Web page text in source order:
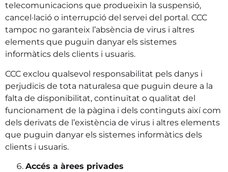
telecomunicacions que produeixin la suspensió,
cancel·lació o interrupció del servei del portal. CCC
tampoc no garanteix l’absència de virus i altres
elements que puguin danyar els sistemes
informàtics dels clients i usuaris.
CCC exclou qualsevol responsabilitat pels danys i
perjudicis de tota naturalesa que puguin deure a la
falta de disponibilitat, continuïtat o qualitat del
funcionament de la pàgina i dels continguts així com
dels derivats de l’existència de virus i altres elements
que puguin danyar els sistemes informàtics dels
clients i usuaris.
Accés a àrees privades